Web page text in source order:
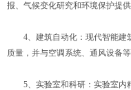
报、气候变化研究和环境保护提供
4、建筑自动化：现代智能建
质量，并与空调系统、通风设备
5、实验室和科研：实验室内